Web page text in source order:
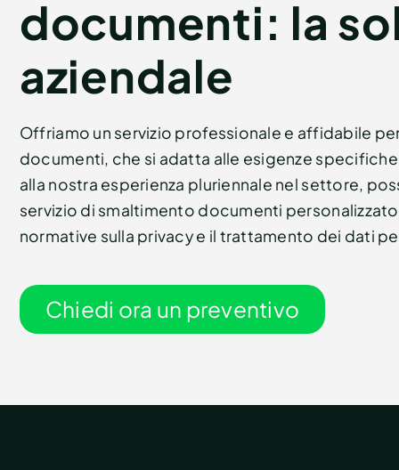
documenti: la
aziendale
Offriamo un servizio professionale e affidabile
documenti, che si adatta alle esigenze
alla nostra esperienza pluriennale nel settore,
servizio di smaltimento documenti personalizzato
normative sulla privacy e il trattamento dei dati
Chiedi ora un preventivo